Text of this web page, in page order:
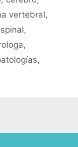
vertebral,
,
,
,